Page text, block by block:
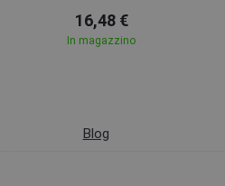
16,48 €
In magazzino
Blog